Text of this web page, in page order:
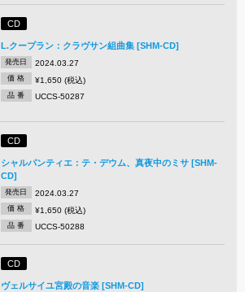
CD
L.クープラン：クラヴサン組曲集 [SHM-CD]
発売日 2024.03.27
価 格 ¥1,650 (税込)
品 番 UCCS-50287
CD
シャルパンティエ：テ・デウム、真夜中のミサ [SHM-
CD]
発売日 2024.03.27
価 格 ¥1,650 (税込)
品 番 UCCS-50288
CD
ヴェルサイユ宮殿の音楽 [SHM-CD]